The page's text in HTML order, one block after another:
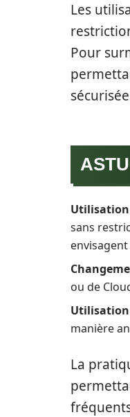
Les
Pour
Utilisation
sans
ou de
Utilisation
manière
La